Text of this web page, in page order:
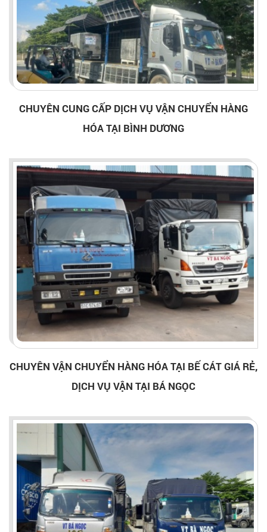
CHUYÊN CUNG CẤP DỊCH VỤ VẬN CHUYỂN HÀNG
HÓA TẠI BÌNH DƯƠNG
CHUYÊN VẬN CHUYỂN HÀNG HÓA TẠI BẾ CÁT GIÁ RẺ,
DỊCH VỤ VẬN TẠI BÁ NGỌC